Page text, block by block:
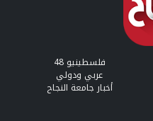
فلسطينيو 48
عربي ودولي
أخبار جامعة النجاح